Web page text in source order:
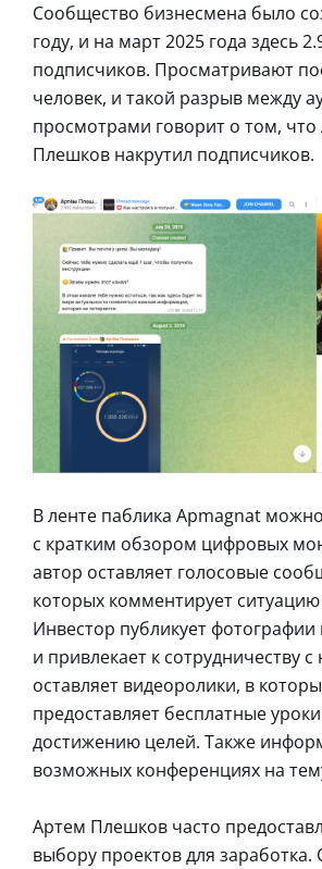
Сообщество бизнесмена было
году, и на март 2025 года здесь
подписчиков. Просматривают
человек, и такой разрыв между
просмотрами говорит о том, что
Плешков накрутил подписчиков.
В ленте паблика Apmagnat
с кратким обзором цифровых
автор оставляет голосовые
которых комментирует
Инвестор публикует
и привлекает к сотрудничеству
оставляет видеоролики, в
предоставляет бесплатные
достижению целей. Также
возможных конференциях на
Артем Плешков часто
выбору проектов для заработка.